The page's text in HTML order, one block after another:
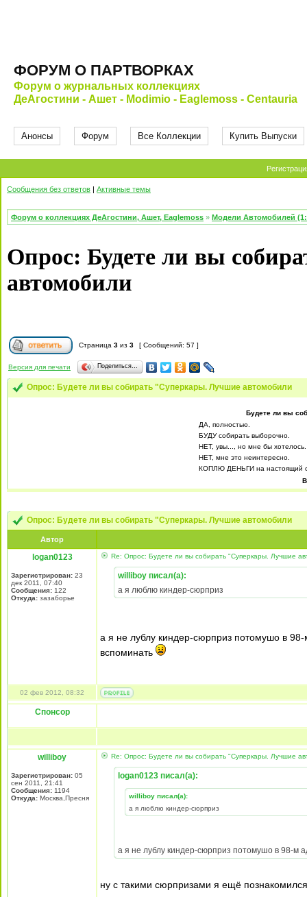
ФОРУМ О ПАРТВОРКАХ
Форум о журнальных коллекциях
ДеАгостини - Ашет - Modimio - Eaglemoss - Centauria
Анонсы Форум Все Коллекции Купить Выпуски
Сообщения без ответов | Активные темы
Форум о коллекциях ДеАгостини, Ашет, Eaglemoss » Модели Автомобилей
Опрос: Будете ли вы
автомобили
Страница 3 из 3 [ Сообщений: 57 ]
Версия для печати Поделиться…
Опрос: Будете ли вы собирать "Суперкары. Лучшие автомобили
Будете ли вы
ДА, полностью.
БУДУ собирать выборочно.
НЕТ, увы..., но мне бы хотелось.
НЕТ, мне это неинтересно.
КОПЛЮ ДЕНЬГИ на настоящий
Опрос: Будете ли вы собирать "Суперкары. Лучшие автомобили
Автор
logan0123
Зарегистрирован: 23
дек 2011, 07:40
Сообщения: 122
Откуда: зазаборье
Re: Опрос: Будете ли вы собирать "Суперкары. Лучшие
williboy писал(а):
а я люблю киндер-сюрприз
а я не лублу киндер-сюрприз потомушо в
вспоминать
02 фев 2012, 08:32
Спонсор
williboy
Зарегистрирован: 05
сен 2011, 21:41
Сообщения: 1194
Откуда: Москва,Пресня
Re: Опрос: Будете ли вы собирать "Суперкары. Лучшие
logan0123 писал(а):
williboy писал(а):
а я люблю киндер-сюрприз
а я не лублу киндер-сюрприз потомушо в 98-м
ну с такими сюрпризами я ещё